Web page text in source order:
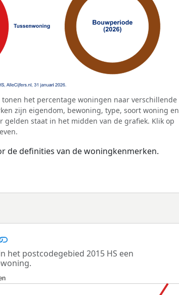
het percentage woningen naar verschillende
zijn eigendom, bewoning, type, soort woning en
gelden staat in het midden van de grafiek. Klik op
de definities van de woningkenmerken.
het postcodegebied 2015 HS een